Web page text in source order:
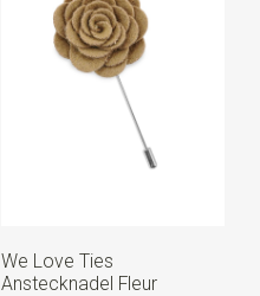
We Love Ties
Anstecknadel Fleur